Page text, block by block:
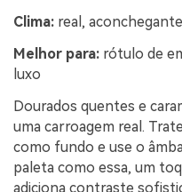
Clima: real, aconchegante
Melhor para: rótulo de
luxo
Dourados quentes e
uma carroagem real.
como fundo e use o
paleta como essa, um
adiciona contraste